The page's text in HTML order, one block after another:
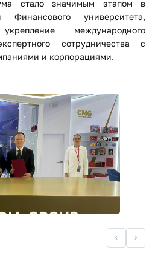
стало значимым этапом в
Финансового университета,
международного
сотрудничества с
и корпорациями.